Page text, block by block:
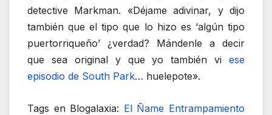
detective Markman. «Déjame adivinar, y dijo
también que el tipo que lo hizo es ‘algún tipo
puertorriqueño’ ¿verdad? Mándenle a decir
que sea original y que yo también vi ese
episodio de South Park… huelepote».
Tags en Blogalaxia: El Ñame Entrampamiento